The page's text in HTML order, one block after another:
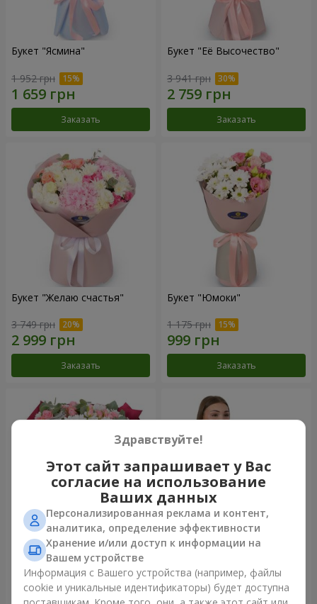
Букет "Ясмина"
1 952 грн
Заказать
Букет "Её Высочество"
3 941 грн
Заказать
Букет "Желаю счастья"
3 749 грн
Заказать
Букет "Юмоки"
1 175 грн
Заказать
Букет "Очарование
нежности"
2 949 грн
Композиция "Белоснежная
гармония"
2 665 грн
Здравствуйте!
Этот сайт запрашивает у Вас
согласие на использование
Ваших данных
Персонализированная реклама и контент,
аналитика, определение эффективности
Хранение и/или доступ к информации на
Вашем устройстве
Информация с Вашего устройства (например, файлы
cookie и уникальные идентификаторы) будет доступна